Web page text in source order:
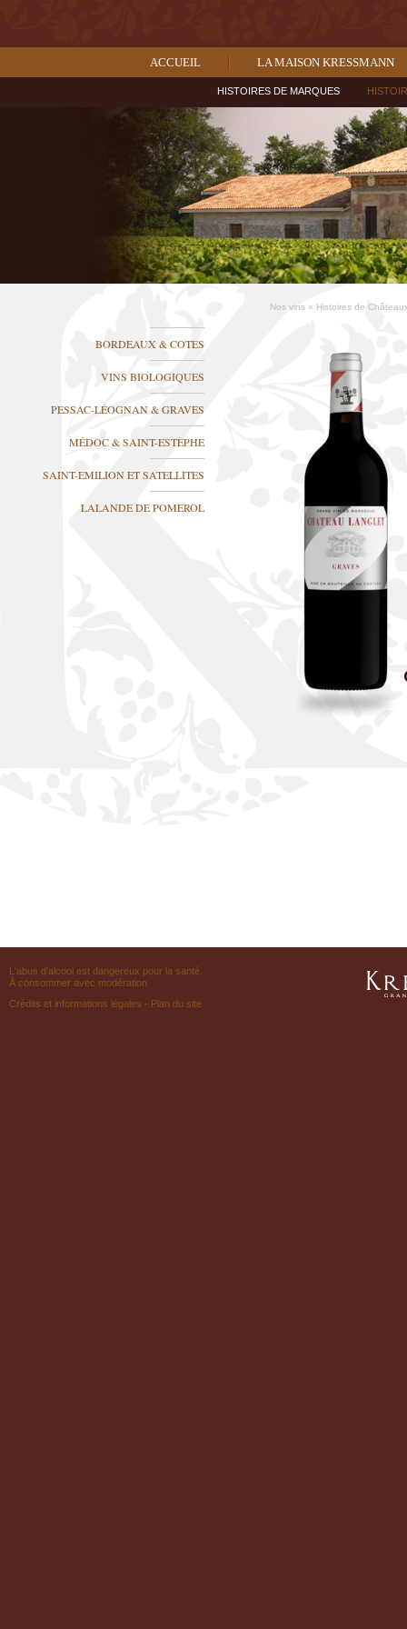
ACCUEIL LA MAISON KRESSMANN
HISTOIRES DE MARQUES
BORDEAUX & COTES
VINS BIOLOGIQUES
PESSAC-LÉOGNAN & GRAVES
MÉDOC & SAINT-ESTÈPHE
SAINT-EMILION ET SATELLITES
LALANDE DE POMEROL
Nos vins » Histoires de
L'abus d'alcool est dangereux pour la santé.
À consommer avec modération
Crédits et informations légales - Plan du site